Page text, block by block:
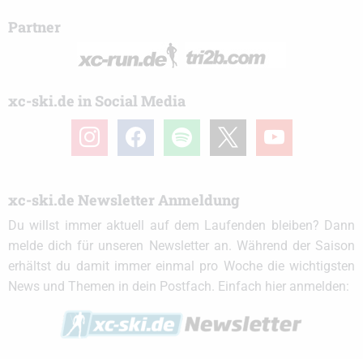
Partner
xc-ski.de in Social Media
instagramfacebook spotify youtube
xc-ski.de Newsletter Anmeldung
Du willst immer aktuell auf dem Laufenden bleiben? Dann
melde dich für unseren Newsletter an. Während der Saison
erhältst du damit immer einmal pro Woche die wichtigsten
News und Themen in dein Postfach. Einfach hier anmelden: